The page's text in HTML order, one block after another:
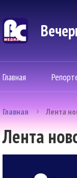
Главная
Главная Лента
Лента